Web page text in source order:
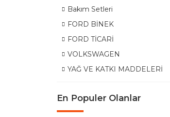
Bakım Setleri
FORD BİNEK
FORD TİCARİ
VOLKSWAGEN
YAĞ VE KATKI MADDELERİ
En Populer Olanlar